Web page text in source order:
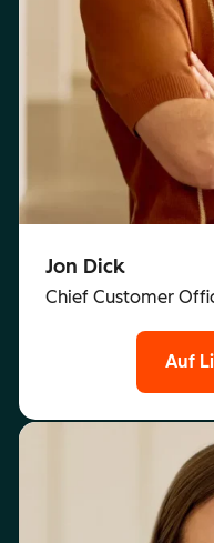
Jon Dick
Chief Customer
Auf